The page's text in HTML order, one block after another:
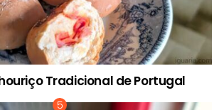
Tradicional de Portugal